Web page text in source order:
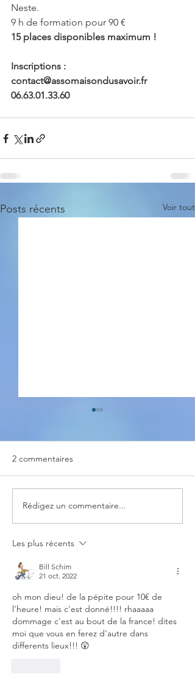
Neste.
9 h de formation pour 90 €
15 places disponibles maximum !
Inscriptions :
contact@assomaisondusavoir.fr
06.63.01.33.60
Posts récents Voir tout
Cours Manga Estampes
2 commentaires
Rédigez un commentaire...
Les plus récents
Bill Schim
21 oct. 2022
oh mon dieu! de la pépite pour 10€ de
l'heure! mais c'est donné!!!! rhaaaaa
dommage c'est au bout de la france! dites
moi que vous en ferez d'autre dans
differents lieux!!! 😲